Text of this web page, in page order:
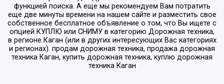
функцией поиска. А еще мы рекомендуем Вам потратить
еще две минуты времени на нашем сайте и разместить свое
собственное бесплатное объявление о том, что Вы ищете с
опцией КУПЛЮ или СНИМУ в категорию Дорожная техника,
в регионе Каган (или в других интересующих Вас категориях
и регионах). продам дорожная техника, продажа дорожная
техника Каган, купить дорожная техника, куплю дорожная
техника Каган